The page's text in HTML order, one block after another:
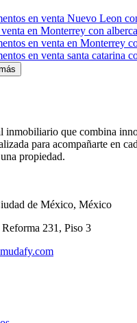
en venta Nuevo Leon
venta en Monterrey con alberca
en venta en Monterrey
en venta santa catarina
inmobiliario que combina
para acompañarte en
propiedad.
de México, México
Reforma 231, Piso 3